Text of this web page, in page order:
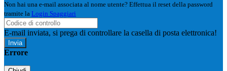
Non hai una e-mail associata al nome utente? Effettua il reset della password
tramite la Login Spaggiari
E-mail inviata, si prega di controllare la casella di posta elettronica!
Errore